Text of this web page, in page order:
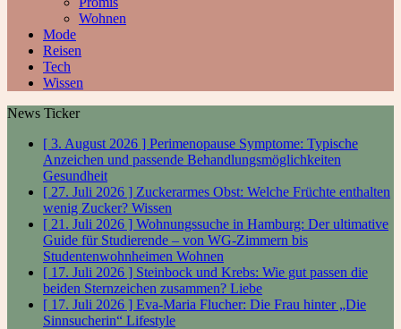
Wohnen
Mode
Reisen
Tech
Wissen
News Ticker
[ 3. August 2026 ] Perimenopause Symptome: Typische
Anzeichen und passende Behandlungsmöglichkeiten
Gesundheit
[ 27. Juli 2026 ] Zuckerarmes Obst: Welche Früchte enthalten
wenig Zucker? Wissen
[ 21. Juli 2026 ] Wohnungssuche in Hamburg: Der ultimative
Guide für Studierende – von WG-Zimmern bis
Studentenwohnheimen Wohnen
[ 17. Juli 2026 ] Steinbock und Krebs: Wie gut passen die
beiden Sternzeichen zusammen? Liebe
[ 17. Juli 2026 ] Eva-Maria Flucher: Die Frau hinter „Die
Sinnsucherin“ Lifestyle